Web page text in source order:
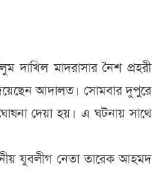
দাখিল মাদরাসার নৈশ প্রহরী
আদালত। সোমবার দুপুরে
দেয়া হয়। এ ঘটনায় সাথে
যুবলীগ নেতা তারেক আহমদ